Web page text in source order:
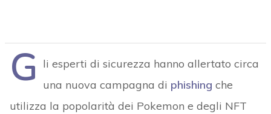
G
li esperti di sicurezza hanno allertato circa
una nuova campagna di phishing che
utilizza la popolarità dei Pokemon e degli NFT